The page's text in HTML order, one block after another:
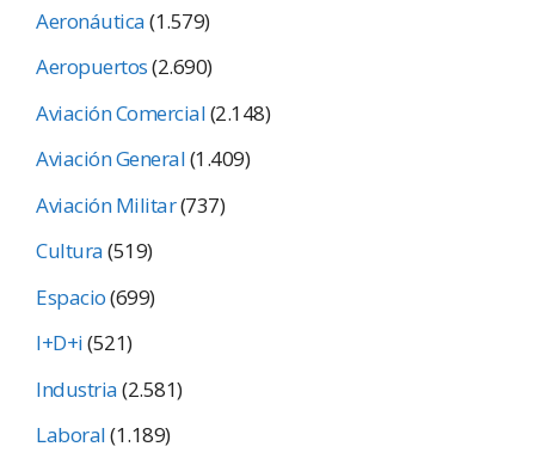
Aeronáutica(1.579)
Aeropuertos(2.690)
Aviación Comercial(2.148)
Aviación General(1.409)
Aviación Militar(737)
Cultura(519)
Espacio(699)
I+D+i(521)
Industria(2.581)
Laboral(1.189)